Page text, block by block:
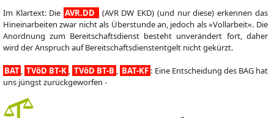
Im Klartext: Die AVR.DD
(AVR DW EKD) (und nur diese) erkennen das
Hineinarbeiten zwar nicht als Überstunde an, jedoch als »Vollarbeit«. Die
Anordnung zum Bereitschaftsdienst besteht unverändert fort, daher
wird der Anspruch auf Bereitschaftsdienstentgelt nicht gekürzt.
BAT, TVöD BT-K , TVöD BT-B , BAT-KF : Eine Entscheidung des BAG hat
uns jüngst zurückgeworfen -